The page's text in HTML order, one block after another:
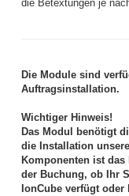
die Betextungen je
Die Module sind
Auftragsinstallation.
Wichtiger Hinweis!
Das Modul benötigt
die Installation
Komponenten ist
der Buchung, ob Ihr
IonCube verfügt